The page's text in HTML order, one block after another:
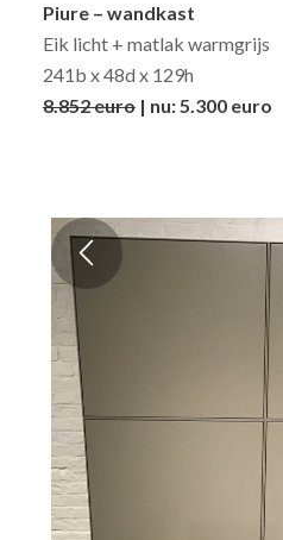
Piure – wandkast
Eik licht + matlak warmgrijs
241b x 48d x 129h
8.852 euro| nu: 5.300 euro